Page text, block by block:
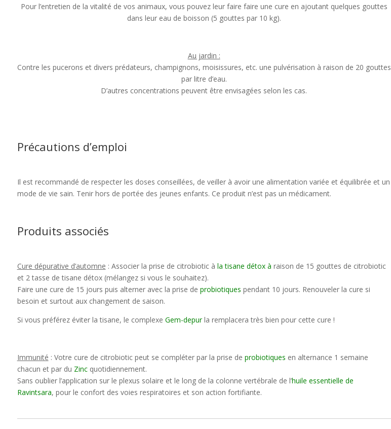
Pour l’entretien de la vitalité de vos animaux, vous pouvez leur faire faire une cure en ajoutant quelques gouttes
dans leur eau de boisson (5 gouttes par 10 kg).
Au jardin :
Contre les pucerons et divers prédateurs, champignons, moisissures, etc. une pulvérisation à raison de 20 gouttes
par litre d’eau.
D’autres concentrations peuvent être envisagées selon les cas.
Précautions d’emploi
Il est recommandé de respecter les doses conseillées, de veiller à avoir une alimentation variée et équilibrée et un
mode de vie sain. Tenir hors de portée des jeunes enfants. Ce produit n’est pas un médicament.
Produits associés
Cure dépurative d’automne : Associer la prise de citrobiotic à la tisane détoxà raison de 15 gouttes de citrobiotic
et 2 tasse de tisane détox (mélangez si vous le souhaitez).
Faire une cure de 15 jours puis alterner avec la prise de probiotiques pendant 10 jours. Renouveler la cure si
besoin et surtout aux changement de saison.
Si vous préférez éviter la tisane, le complexe Gem-depurla remplacera très bien pour cette cure !
Immunité : Votre cure de citrobiotic peut se compléter par la prise de probiotiques en alternance 1 semaine
chacun et par du Zincquotidiennement.
Sans oublier l’application sur le plexus solaire et le long de la colonne vertébrale de l’huile essentielle de
Ravintsara, pour le confort des voies respiratoires et son action fortifiante.